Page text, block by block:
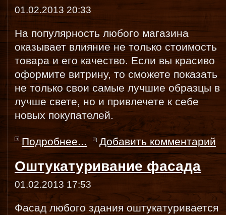
01.02.2013 20:33
На популярность любого магазина
оказывает влияние не только стоимость
товара и его качество. Если вы красиво
оформите витрину, то сможете показать
не только свои самые лучшие образцы в
лучше свете, но и привлечете к себе
новых покупателей.
Подробнее... Добавить комментарий
Оштукатуривание фасада
01.02.2013 17:53
Фасад любого здания оштукатуривается